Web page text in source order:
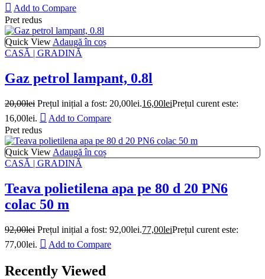
Add to Compare
Pret redus
Quick View Adaugă în coș
CASĂ | GRADINĂ
Gaz petrol lampant, 0.8l
20,00lei Prețul inițial a fost: 20,00lei.16,00leiPrețul curent este:
16,00lei.
Add to Compare
Pret redus
Quick View Adaugă în coș
CASĂ | GRADINĂ
Teava polietilena apa pe 80 d 20 PN6
colac 50 m
92,00lei Prețul inițial a fost: 92,00lei.77,00leiPrețul curent este:
77,00lei.
Add to Compare
Recently Viewed